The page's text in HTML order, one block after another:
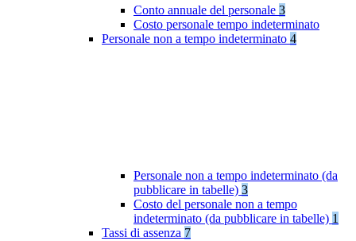
Conto annuale del personale 3
Costo personale tempo indeterminato
Personale non a tempo indeterminato 4
Personale non a tempo indeterminato (da
pubblicare in tabelle) 3
Costo del personale non a tempo
indeterminato (da pubblicare in tabelle) 1
Tassi di assenza 7